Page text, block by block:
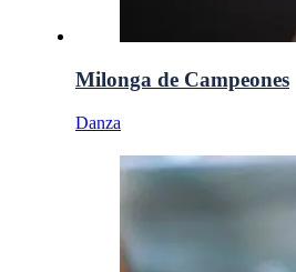
Milonga de Campeones
Danza